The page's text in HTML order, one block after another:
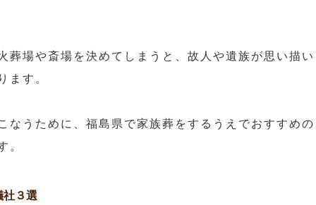
葬場や斎場を決めてしまうと、故人や遺族が思い描い
ます。
なうために、福島県で家族葬をするうえでおすすめの
。
社３選